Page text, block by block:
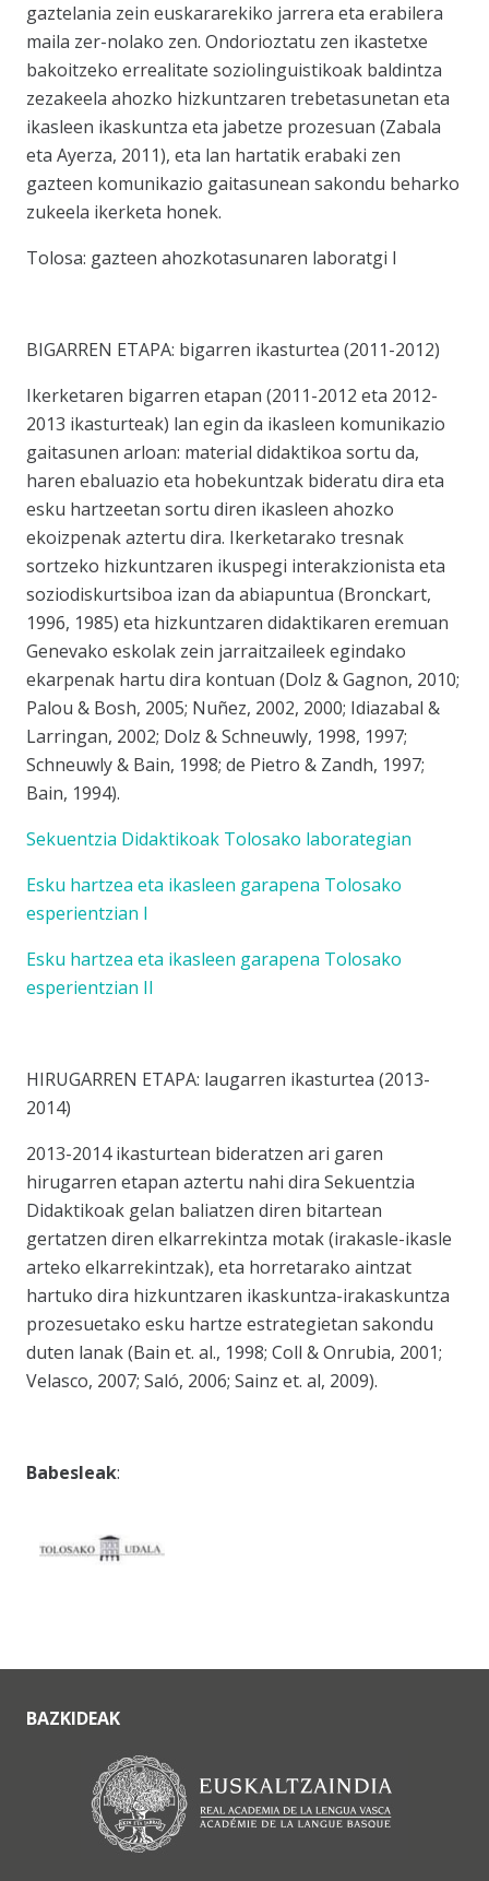
gaztelania zein euskararekiko jarrera eta erabilera
maila zer-nolako zen. Ondorioztatu zen ikastetxe
bakoitzeko errealitate soziolinguistikoak baldintza
zezakeela ahozko hizkuntzaren trebetasunetan eta
ikasleen ikaskuntza eta jabetze prozesuan (Zabala
eta Ayerza, 2011), eta lan hartatik erabaki zen
gazteen komunikazio gaitasunean sakondu beharko
zukeela ikerketa honek.
Tolosa: gazteen ahozkotasunaren laboratgi I
BIGARREN ETAPA: bigarren ikasturtea (2011-2012)
Ikerketaren bigarren etapan (2011-2012 eta 2012-
2013 ikasturteak) lan egin da ikasleen komunikazio
gaitasunen arloan: material didaktikoa sortu da,
haren ebaluazio eta hobekuntzak bideratu dira eta
esku hartzeetan sortu diren ikasleen ahozko
ekoizpenak aztertu dira. Ikerketarako tresnak
sortzeko hizkuntzaren ikuspegi interakzionista eta
soziodiskurtsiboa izan da abiapuntua (Bronckart,
1996, 1985) eta hizkuntzaren didaktikaren eremuan
Genevako eskolak zein jarraitzaileek egindako
ekarpenak hartu dira kontuan (Dolz & Gagnon, 2010;
Palou & Bosh, 2005; Nuñez, 2002, 2000; Idiazabal &
Larringan, 2002; Dolz & Schneuwly, 1998, 1997;
Schneuwly & Bain, 1998; de Pietro & Zandh, 1997;
Bain, 1994).
Sekuentzia Didaktikoak Tolosako laborategian
Esku hartzea eta ikasleen garapena Tolosako
esperientzian I
Esku hartzea eta ikasleen garapena Tolosako
esperientzian II
HIRUGARREN ETAPA: laugarren ikasturtea (2013-
2014)
2013-2014 ikasturtean bideratzen ari garen
hirugarren etapan aztertu nahi dira Sekuentzia
Didaktikoak gelan baliatzen diren bitartean
gertatzen diren elkarrekintza motak (irakasle-ikasle
arteko elkarrekintzak), eta horretarako aintzat
hartuko dira hizkuntzaren ikaskuntza-irakaskuntza
prozesuetako esku hartze estrategietan sakondu
duten lanak (Bain et. al., 1998; Coll & Onrubia, 2001;
Velasco, 2007; Saló, 2006; Sainz et. al, 2009).
Babesleak:
BAZKIDEAK